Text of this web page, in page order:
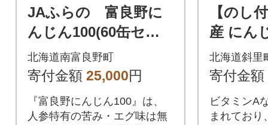
JAふらの 富良野に
んじん100(60缶セッ
ト)
北海道南富良野町
寄付金額 25,000円
『富良野にんじん100』は、
人参特有の苦み・エグ味は無
【のし
産 にん
無添加
海道産
北海道斜里
寄付金額
ビタミンA
まれており